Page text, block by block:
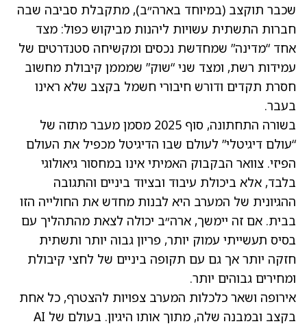
שכבר תוקצב (במיוחד בארה״ב), מתקבלת סביבה שבה
חברות התשתית עשויות ליהנות מביקוש כפול: מצד
אחד “מדינה” שמחדשת נכסים ומקשיחה סטנדרטים של
עמידות רשת, ומצד שני “שוק” שמממן קיבולת מחשוב
חסרת תקדים ודורש חיבורי חשמל בקצב שלא ראינו
בעבר.
בשורה התחתונה, סוף 2025 מסמן מעבר מתזה של
“עולם דיגיטלי” לעולם שבו הדיגיטל מכפיל את העולם
הפיזי. צוואר הבקבוק האמיתי אינו במחסור גיאולוגי
בלבד, אלא ביכולת עיבוד ובציוד ביניים והתגובה
ההגיונית של המערב היא לבנות מחדש את החולייה הזו
בבית. אם זה יימשך, ארה״ב יכולה לצאת מהתהליך עם
בסיס תעשייתי עמוק יותר, פריון גבוה יותר ותשתית
חזקה יותר אך גם עם תקופה ביניים של לחצי קיבולת
ומחירים גבוהים יותר.
אירופה ושאר כלכלות המערב צפויות להצטרף, כל אחת
בקצב ובמבנה שלה, מתוך אותו היגיון. בעולם של AI